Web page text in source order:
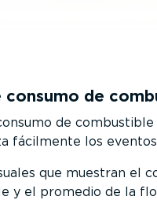
de
de
fácilmente los
que muestran el
y el promedio de la